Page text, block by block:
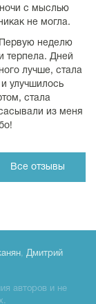
с мыслью
не могла.
неделю
терпела. Дней
лучше, стала
улучшилось
стала
из меня
Все отзывы
, Дмитрий
авторов и не